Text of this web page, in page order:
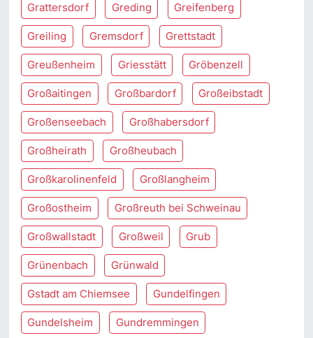
Grattersdorf Greding Greifenberg
Greiling Gremsdorf Grettstadt
Greußenheim Griesstätt Gröbenzell
Großaitingen Großbardorf Großeibstadt
Großenseebach Großhabersdorf
Großheirath Großheubach
Großkarolinenfeld Großlangheim
Großostheim Großreuth bei Schweinau
Großwallstadt Großweil Grub
Grünenbach Grünwald
Gstadt am Chiemsee Gundelfingen
Gundelsheim Gundremmingen